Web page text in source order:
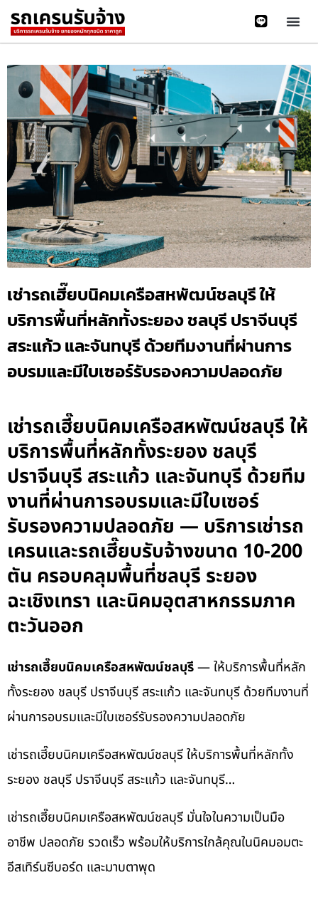
เช่ารถเฮี๊ยบนิคมเครือสหพัฒน์ชลบุรี ให้
บริการพื้นที่หลักทั้งระยอง ชลบุรี ปราจีนบุรี
สระแก้ว และจันทบุรี ด้วยทีมงานที่ผ่านการ
อบรมและมีใบเซอร์รับรองความปลอดภัย
เช่ารถเฮี๊ยบนิคมเครือสหพัฒน์ชลบุรี ให้
บริการพื้นที่หลักทั้งระยอง ชลบุรี
ปราจีนบุรี สระแก้ว และจันทบุรี ด้วยทีม
งานที่ผ่านการอบรมและมีใบเซอร์
รับรองความปลอดภัย — บริการเช่ารถ
เครนและรถเฮี๊ยบรับจ้างขนาด 10-200
ตัน ครอบคลุมพื้นที่ชลบุรี ระยอง
ฉะเชิงเทรา และนิคมอุตสาหกรรมภาค
ตะวันออก
เช่ารถเฮี๊ยบนิคมเครือสหพัฒน์ชลบุรี— ให้บริการพื้นที่หลัก
ทั้งระยอง ชลบุรี ปราจีนบุรี สระแก้ว และจันทบุรี ด้วยทีมงานที่
ผ่านการอบรมและมีใบเซอร์รับรองความปลอดภัย
เช่ารถเฮี๊ยบนิคมเครือสหพัฒน์ชลบุรี ให้บริการพื้นที่หลักทั้ง
ระยอง ชลบุรี ปราจีนบุรี สระแก้ว และจันทบุรี…
เช่ารถเฮี๊ยบนิคมเครือสหพัฒน์ชลบุรี มั่นใจในความเป็นมือ
อาชีพ ปลอดภัย รวดเร็ว พร้อมให้บริการใกล้คุณในนิคมอมตะ
อีสเทิร์นซีบอร์ด และมาบตาพุด